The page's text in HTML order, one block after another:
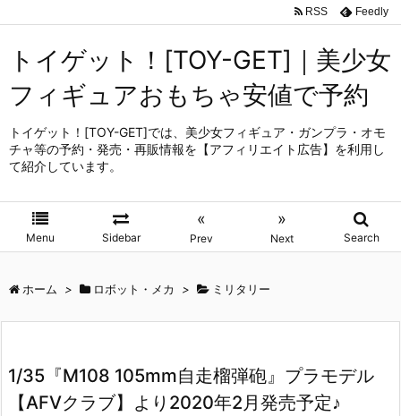
トイゲット！[TOY-GET]｜美少女
フィギュアおもちゃ安値で予約
トイゲット！[TOY-GET]では、美少女フィギュア・ガンプラ・オモ
チャ等の予約・発売・再販情報を【アフィリエイト広告】を利用し
て紹介しています。
Menu Sidebar
«
Prev
»
Next Search
RSS Feedly
ホーム > ロボット・メカ > ミリタリー
1/35『M108 105mm自走榴弾砲』プラモデル
【AFVクラブ】より2020年2月発売予定♪